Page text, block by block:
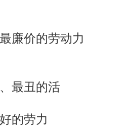
廉价的劳动力
最丑的活
的劳力